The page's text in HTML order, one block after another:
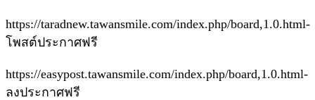
https://taradnew.tawansmile.com/index.php/board,1.0.html-
โพสต์ประกาศฟรี
https://easypost.tawansmile.com/index.php/board,1.0.html-
ลงประกาศฟรี